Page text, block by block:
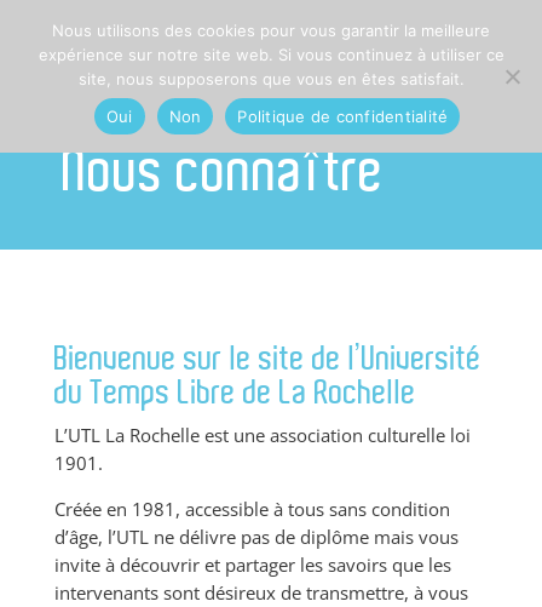
Nous connaître
Bienvenue sur le site de l’Université
duTemps Libre de La Rochelle
L’UTL La Rochelle est une association culturelle loi
1901.
Créée en 1981, accessible à tous sans condition
d’âge, l’UTL ne délivre pas de diplôme mais vous
invite à découvrir et partager les savoirs que les
intervenants sont désireux de transmettre, à vous
Nous utilisons des cookies pour vous garantir la meilleure
expérience sur notre site web. Si vous continuez à utiliser ce
site, nous supposerons que vous en êtes satisfait.
Oui
Non Politique de confidentialité